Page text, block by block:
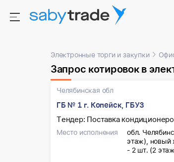
Электронные торги и закупки
Запрос котировок в
Челябинская обл
ГБ № 1 г. Копейск, ГБУЗ
Тендер: Поставка
Место исполнения
обл.
этаж), новый
- 2 шт. (2